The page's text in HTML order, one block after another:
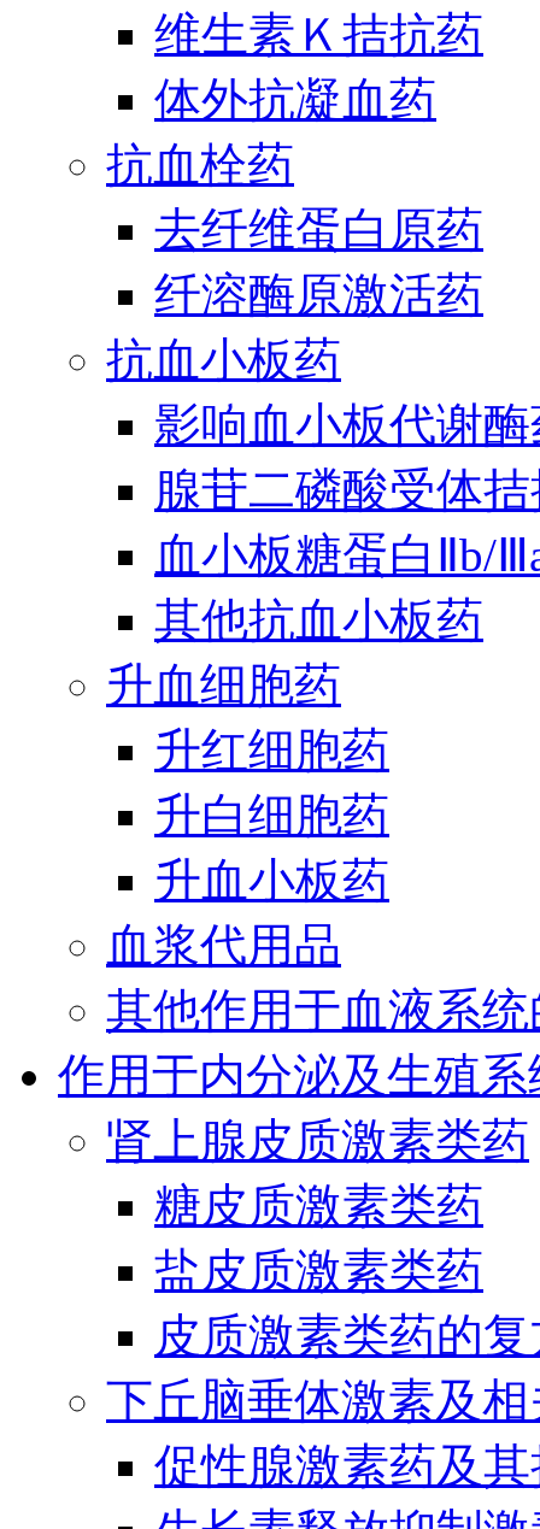
维生素Ｋ拮抗药
体外抗凝血药
抗血栓药
去纤维蛋白原药
纤溶酶原激活药
抗血小板药
影响血小板代谢
腺苷二磷酸受体
血小板糖蛋白Ⅱb/
其他抗血小板药
升血细胞药
升红细胞药
升白细胞药
升血小板药
血浆代用品
其他作用于血液系
作用于内分泌及生殖
肾上腺皮质激素类药
糖皮质激素类药
盐皮质激素类药
皮质激素类药的
下丘脑垂体激素及
促性腺激素药及